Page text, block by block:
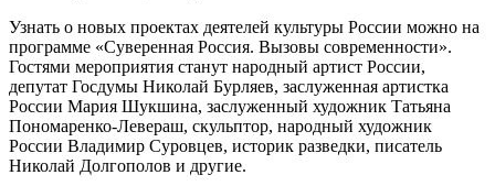
Узнать о новых проектах деятелей культуры России можно на
программе «Суверенная Россия. Вызовы современности».
Гостями мероприятия станут народный артист России,
депутат Госдумы Николай Бурляев, заслуженная артистка
России Мария Шукшина, заслуженный художник Татьяна
Пономаренко-Левераш, скульптор, народный художник
России Владимир Суровцев, историк разведки, писатель
Николай Долгополов и другие.